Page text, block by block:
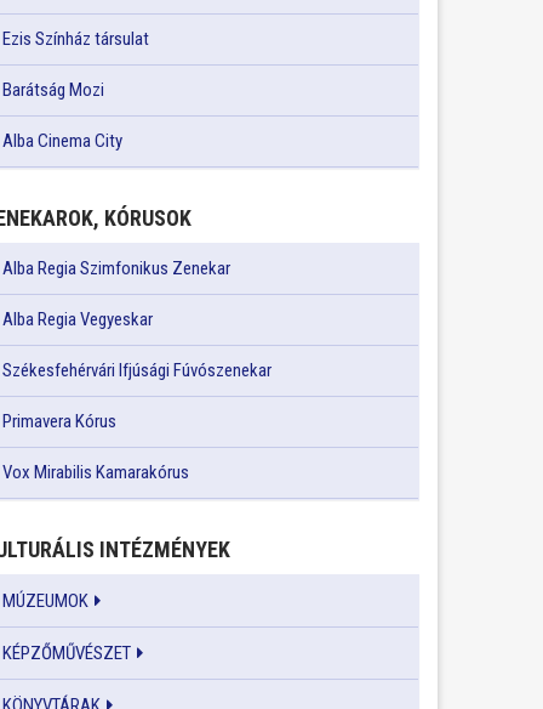
Ezis Színház társulat
Barátság Mozi
Alba Cinema City
KÓRUSOK
Alba Regia Szimfonikus Zenekar
Alba Regia Vegyeskar
Székesfehérvári Ifjúsági Fúvószenekar
Primavera Kórus
Vox Mirabilis Kamarakórus
INTÉZMÉNYEK
MÚZEUMOK
KÉPZŐMŰVÉSZET